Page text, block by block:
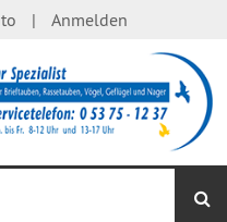
Anmelden